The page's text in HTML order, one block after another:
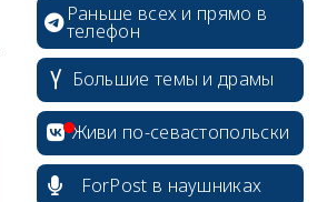
Раньше всех и прямо в
телефон
Большие темы и драмы
Живи по-севастопольски
ForPost в наушниках
erid: 2SDnjcrDNw6